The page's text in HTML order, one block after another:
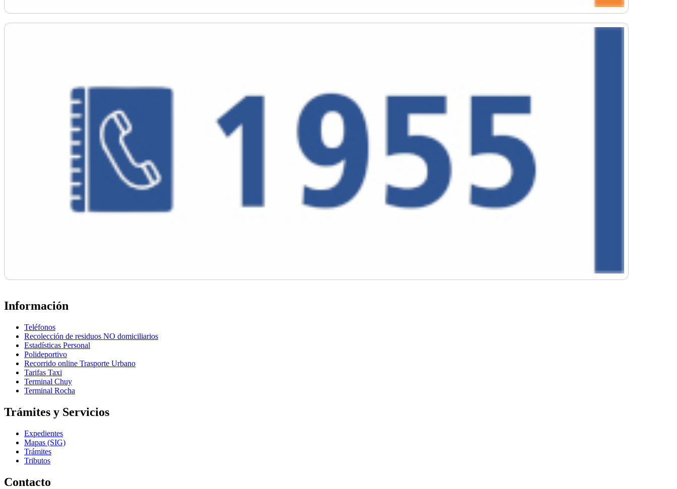
Información
Teléfonos
Recolección de residuos NO domiciliarios
Estadísticas Personal
Polideportivo
Recorrido online Trasporte Urbano
Tarifas Taxi
Terminal Chuy
Terminal Rocha
Trámites y Servicios
Expedientes
Mapas (SIG)
Trámites
Tributos
Contacto